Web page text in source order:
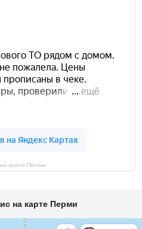
карте Перми
на карте Перми